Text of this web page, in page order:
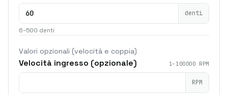
denti
6–500 denti
Valori opzionali (velocità e coppia)
Velocità ingresso (opzionale) 1–100000 RPM
RPM